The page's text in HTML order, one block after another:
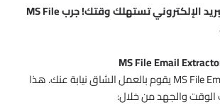
لا تدع إدارة عناوين البريد الإلكتروني تستهلك وقتك! جرب MS File
دع برنامج MS File Email Extractor يقوم بالعمل الشاق نيابة عنك. هذا
الوقت والجهد من خلال: